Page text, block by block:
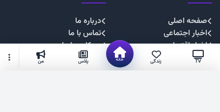
TV زندگی خانه پلاس من
صفحه اصلی
اخبار اجتماعی
اخبار اقتصادی
اخبار چندرسانه
درباره ما
تماس با ما
همکاری با ما
تبلیغات